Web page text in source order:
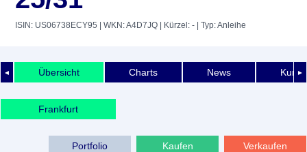
ISIN: US06738ECY95 | WKN: A4D7JQ | Kürzel: - | Typ: Anleihe
◄ ►
Übersicht Charts News
Frankfurt
Verkaufen
Kaufen
Portfolio